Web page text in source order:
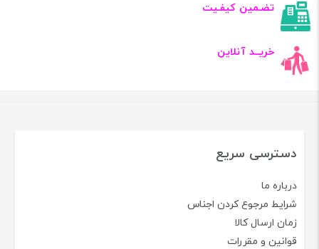
تضـمین کیفـیت
خریــد آنلاین
دسترسی سریع
درباره ما
شرایط مرجوع کردن اجناس
زمان ارسال کالا
قوانین و مقررات